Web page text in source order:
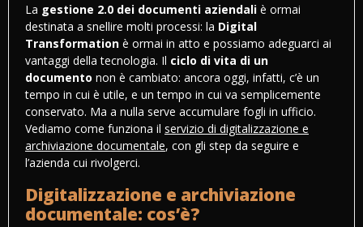
La gestione 2.0 dei documenti aziendali è ormai
destinata a snellire molti processi: la Digital
Transformation è ormai in atto e possiamo adeguarci ai
vantaggi della tecnologia. Il ciclo di vita di un
documento non è cambiato: ancora oggi, infatti, c’è un
tempo in cui è utile, e un tempo in cui va semplicemente
conservato. Ma a nulla serve accumulare fogli in ufficio.
Vediamo come funziona il servizio di digitalizzazione e
archiviazione documentale, con gli step da seguire e
l’azienda cui rivolgerci.
Digitalizzazione e archiviazione
documentale: cos’è?